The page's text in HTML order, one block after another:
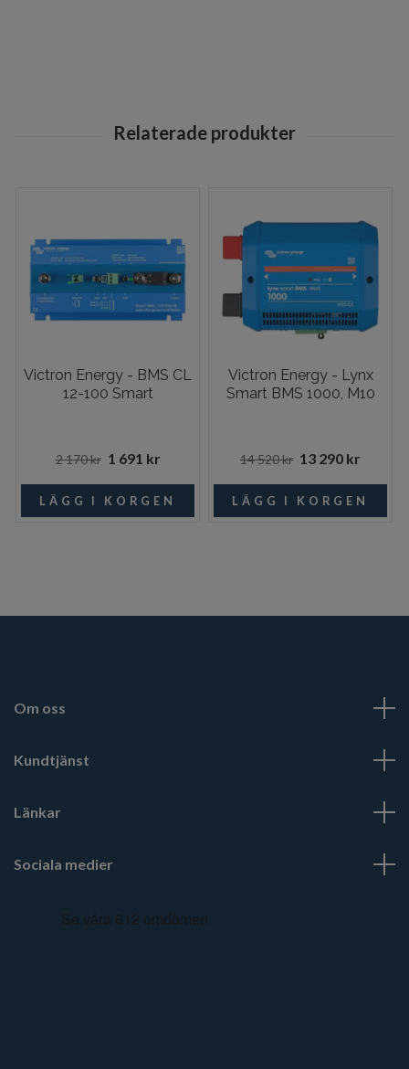
Victron Energy - BMS CL
12-100 Smart
2 170 kr 1 691 kr
Victron Energy - Lynx
Smart BMS 1000, M10
14 520 kr 13 290 kr
Om oss
Kundtjänst
Länkar
Sociala medier